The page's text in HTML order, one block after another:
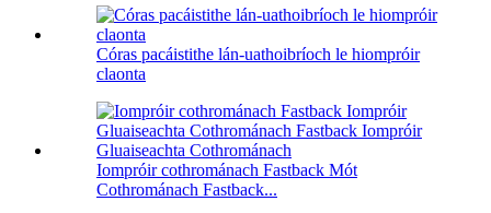
Córas pacáistithe lán-uathoibríoch le hiompróir
claonta
Iompróir cothrománach Fastback Mót
Cothrománach Fastback...